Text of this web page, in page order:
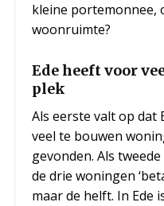
kleine portemonnee,
woonruimte?
Ede heeft voor
plek
Als eerste valt op dat
veel te bouwen
gevonden. Als
de drie woningen
maar de helft. In Ede